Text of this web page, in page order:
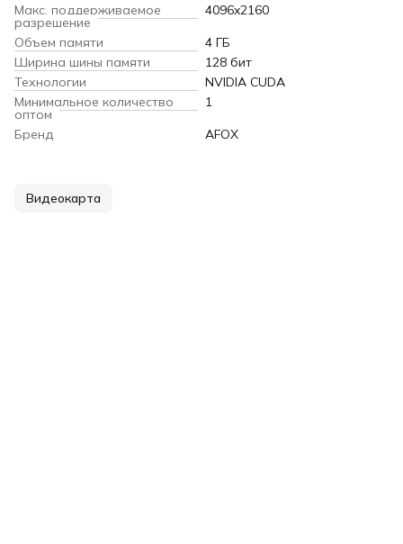
Макс. поддерживаемое
разрешение
4096x2160
Объем памяти
4 ГБ
Ширина шины памяти
128 бит
Технологии
NVIDIA CUDA
Минимальное количество
оптом
1
Бренд
AFOX
Видеокарта